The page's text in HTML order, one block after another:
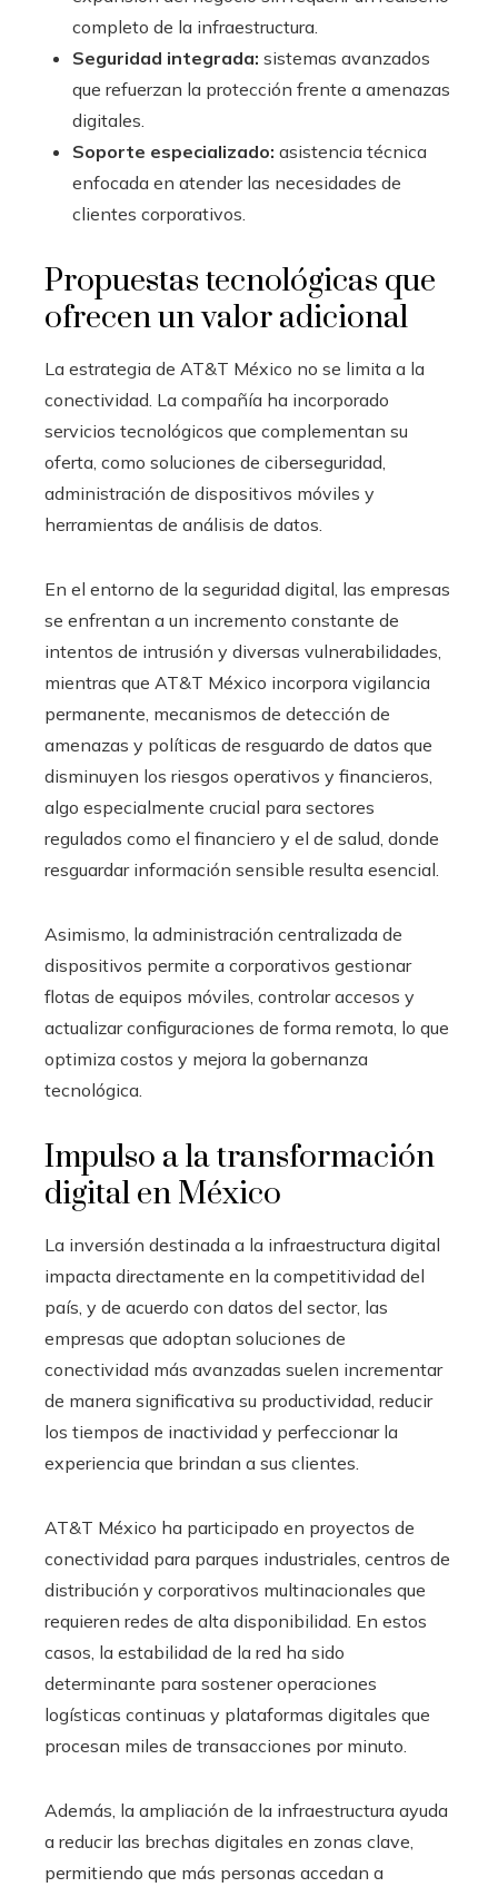
completo de la infraestructura.
Seguridad integrada: sistemas avanzados
que refuerzan la protección frente a amenazas
digitales.
Soporte especializado: asistencia técnica
enfocada en atender las necesidades de
clientes corporativos.
Propuestas tecnológicas que
ofrecen un valor adicional
La estrategia de AT&T México no se limita a la
conectividad. La compañía ha incorporado
servicios tecnológicos que complementan su
oferta, como soluciones de ciberseguridad,
administración de dispositivos móviles y
herramientas de análisis de datos.
En el entorno de la seguridad digital, las empresas
se enfrentan a un incremento constante de
intentos de intrusión y diversas vulnerabilidades,
mientras que AT&T México incorpora vigilancia
permanente, mecanismos de detección de
amenazas y políticas de resguardo de datos que
disminuyen los riesgos operativos y financieros,
algo especialmente crucial para sectores
regulados como el financiero y el de salud, donde
resguardar información sensible resulta esencial.
Asimismo, la administración centralizada de
dispositivos permite a corporativos gestionar
flotas de equipos móviles, controlar accesos y
actualizar configuraciones de forma remota, lo que
optimiza costos y mejora la gobernanza
tecnológica.
Impulso a la transformación
digital en México
La inversión destinada a la infraestructura digital
impacta directamente en la competitividad del
país, y de acuerdo con datos del sector, las
empresas que adoptan soluciones de
conectividad más avanzadas suelen incrementar
de manera significativa su productividad, reducir
los tiempos de inactividad y perfeccionar la
experiencia que brindan a sus clientes.
AT&T México ha participado en proyectos de
conectividad para parques industriales, centros de
distribución y corporativos multinacionales que
requieren redes de alta disponibilidad. En estos
casos, la estabilidad de la red ha sido
determinante para sostener operaciones
logísticas continuas y plataformas digitales que
procesan miles de transacciones por minuto.
Además, la ampliación de la infraestructura ayuda
a reducir las brechas digitales en zonas clave,
permitiendo que más personas accedan a